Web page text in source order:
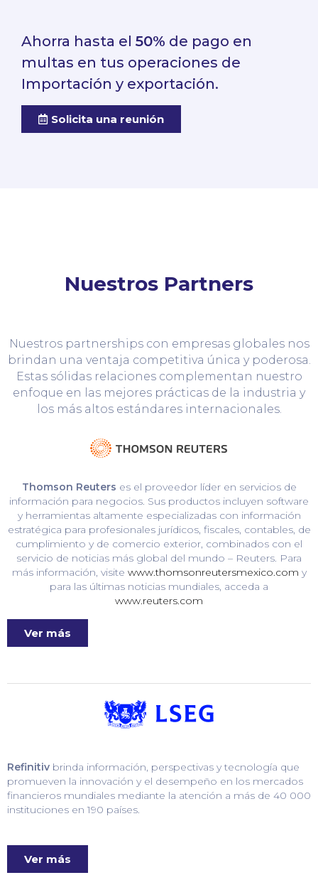
Ahorra hasta el 50% de pago en
multas en tus operaciones de
Importación y exportación.
Solicita una reunión
Nuestros Partners
Nuestros partnerships con empresas globales nos
brindan una ventaja competitiva única y poderosa.
Estas sólidas relaciones complementan nuestro
enfoque en las mejores prácticas de la industria y
los más altos estándares internacionales.
Thomson Reuters es el proveedor líder en servicios de
información para negocios. Sus productos incluyen software
y herramientas altamente especializadas con información
estratégica para profesionales jurídicos, fiscales, contables, de
cumplimiento y de comercio exterior, combinados con el
servicio de noticias más global del mundo – Reuters. Para
más información, visite www.thomsonreutersmexico.com y
para las últimas noticias mundiales, acceda a
www.reuters.com
Ver más
Refinitiv brinda información, perspectivas y tecnología que
promueven la innovación y el desempeño en los mercados
financieros mundiales mediante la atención a más de 40 000
instituciones en 190 países.
Ver más